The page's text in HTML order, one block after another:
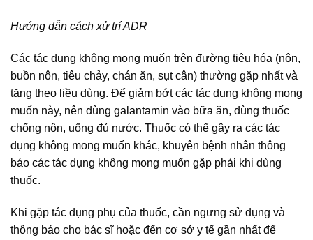
Hướng dẫn cách xử trí ADR
Các tác dụng không mong muốn trên đường tiêu hóa (nôn,
buồn nôn, tiêu chảy, chán ăn, sụt cân) thường gặp nhất và
tăng theo liều dùng. Để giảm bớt các tác dụng không mong
muốn này, nên dùng galantamin vào bữa ăn, dùng thuốc
chống nôn, uống đủ nước. Thuốc có thể gây ra các tác
dụng không mong muốn khác, khuyên bệnh nhân thông
báo các tác dụng không mong muốn gặp phải khi dùng
thuốc.
Khi gặp tác dụng phụ của thuốc, cần ngưng sử dụng và
thông báo cho bác sĩ hoặc đến cơ sở y tế gần nhất để